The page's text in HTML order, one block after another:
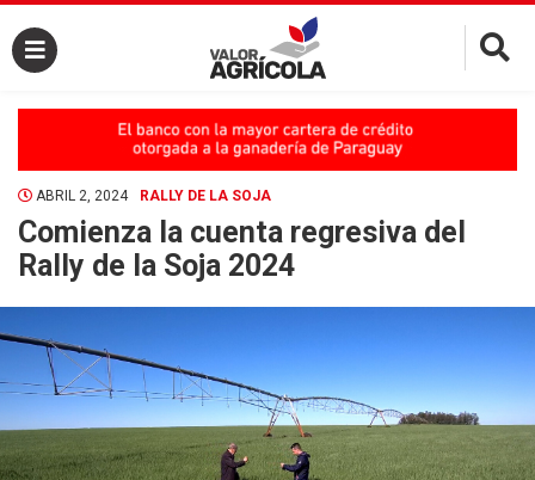
×
ABRIL 2, 2024 RALLY DE LA SOJA
Comienza la cuenta regresiva del
Rally de la Soja 2024